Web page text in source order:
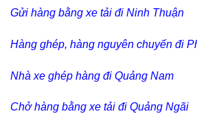
Gửi hàng bằng xe tải đi Ninh Thuận
Hàng ghép, hàng nguyên chuyến đi
Nhà xe ghép hàng đi Quảng Nam
Chở hàng bằng xe tải đi Quảng Ngãi